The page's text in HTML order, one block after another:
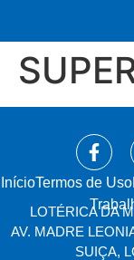
Início⁠Termos de Uso
LOTÉRICA DA
AV. MADRE
SUIÇA,